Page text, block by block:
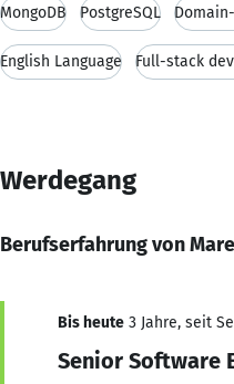
MongoDB PostgreSQL
English Language Full-stack
Werdegang
Berufserfahrung von
Bis heute 3 Jahre, seit
Senior Software